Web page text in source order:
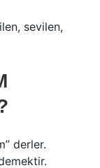
sevilen,
derler.